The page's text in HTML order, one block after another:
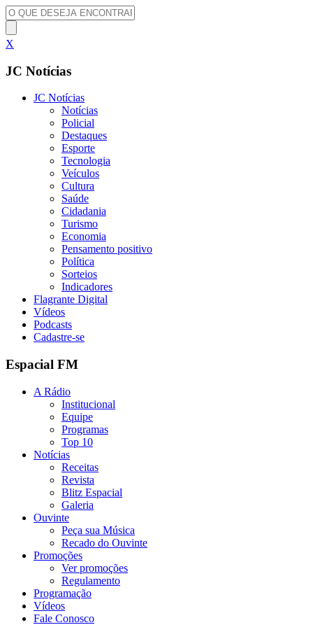
X
JC Notícias
JC Notícias
Notícias
Policial
Destaques
Esporte
Tecnologia
Veículos
Cultura
Saúde
Cidadania
Turismo
Economia
Pensamento positivo
Política
Sorteios
Indicadores
Flagrante Digital
Vídeos
Podcasts
Cadastre-se
Espacial FM
A Rádio
Institucional
Equipe
Programas
Top 10
Notícias
Receitas
Revista
Blitz Espacial
Galeria
Ouvinte
Peça sua Música
Recado do Ouvinte
Promoções
Ver promoções
Regulamento
Programação
Vídeos
Fale Conosco